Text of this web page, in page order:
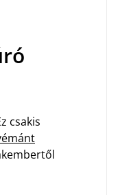
csakis